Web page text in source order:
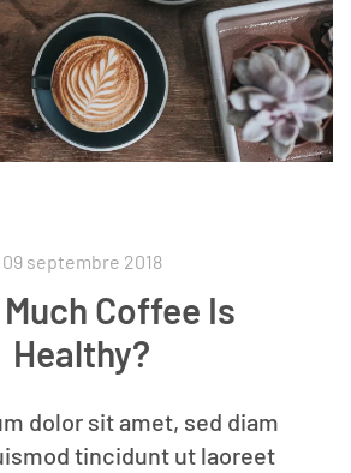
09 septembre 2018
Coffee Is
Healthy?
dolor sit amet, sed diam
tincidunt ut laoreet